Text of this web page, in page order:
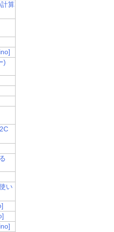
算
)
い